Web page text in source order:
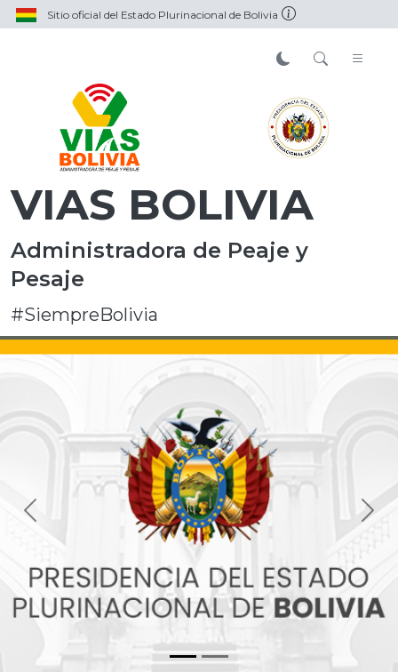
Sitio oficial del Estado Plurinacional de Bolivia
VIAS BOLIVIA
Administradora de Peaje y
Pesaje
#SiempreBolivia